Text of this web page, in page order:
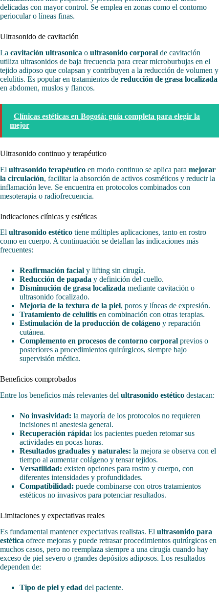
delicadas con mayor control. Se emplea en zonas como el contorno
periocular o líneas finas.
Ultrasonido de cavitación
La cavitación ultrasonica o ultrasonido corporal de cavitación
utiliza ultrasonidos de baja frecuencia para crear microburbujas en el
tejido adiposo que colapsan y contribuyen a la reducción de volumen y
celulitis. Es popular en tratamientos de reducción de grasa localizada
en abdomen, muslos y flancos.
Clínicas estéticas en Bogotá: guía completa para elegir la
mejor
Ultrasonido continuo y terapéutico
El ultrasonido terapéutico en modo continuo se aplica para mejorar
la circulación, facilitar la absorción de activos cosméticos y reducir la
inflamación leve. Se encuentra en protocolos combinados con
mesoterapia o radiofrecuencia.
Indicaciones clínicas y estéticas
El ultrasonido estético tiene múltiples aplicaciones, tanto en rostro
como en cuerpo. A continuación se detallan las indicaciones más
frecuentes:
Reafirmación facial y lifting sin cirugía.
Reducción de papada y definición del cuello.
Disminución de grasa localizada mediante cavitación o
ultrasonido focalizado.
Mejoría de la textura de la piel, poros y líneas de expresión.
Tratamiento de celulitis en combinación con otras terapias.
Estimulación de la producción de colágeno y reparación
cutánea.
Complemento en procesos de contorno corporal previos o
posteriores a procedimientos quirúrgicos, siempre bajo
supervisión médica.
Beneficios comprobados
Entre los beneficios más relevantes del ultrasonido estético destacan:
No invasividad: la mayoría de los protocolos no requieren
incisiones ni anestesia general.
Recuperación rápida: los pacientes pueden retomar sus
actividades en pocas horas.
Resultados graduales y naturales: la mejora se observa con el
tiempo al aumentar colágeno y tensar tejidos.
Versatilidad: existen opciones para rostro y cuerpo, con
diferentes intensidades y profundidades.
Compatibilidad: puede combinarse con otros tratamientos
estéticos no invasivos para potenciar resultados.
Limitaciones y expectativas reales
Es fundamental mantener expectativas realistas. El ultrasonido para
estética ofrece mejoras y puede retrasar procedimientos quirúrgicos en
muchos casos, pero no reemplaza siempre a una cirugía cuando hay
exceso de piel severo o grandes depósitos adiposos. Los resultados
dependen de:
Tipo de piel y edad del paciente.